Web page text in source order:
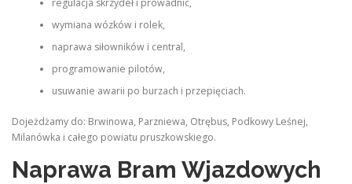
regulacja skrzydeł i prowadnic,
wymiana wózków i rolek,
naprawa siłowników i central,
programowanie pilotów,
usuwanie awarii po burzach i przepięciach.
Dojeżdżamy do: Brwinowa, Parzniewa, Otrębus, Podkowy Leśnej,
Milanówka i całego powiatu pruszkowskiego.
Naprawa Bram Wjazdowych